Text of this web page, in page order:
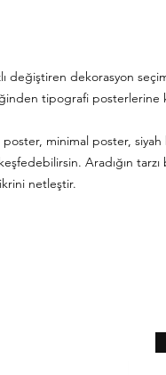
değiştiren dekorasyon
tipografi posterlerine
poster, minimal poster,
Aradığın
netleştir.